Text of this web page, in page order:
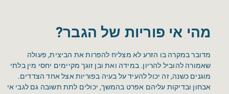
מהי אי פוריות של הגבר?
מדובר במקרה בו הזרע לא מצליח להפרות את הביצית, פעולה
שאמורה להוביל להריון. במידה ואת ובן זוגך מקיימים יחסי מין בלתי
מוגנים כשנה, זה יכול להעיד על בעיה בפוריות אצל אחד הצדדים.
אבחון ובדיקות עליהם אפרט בהמשך, יכולים לתת תשובה גם לגבי אי